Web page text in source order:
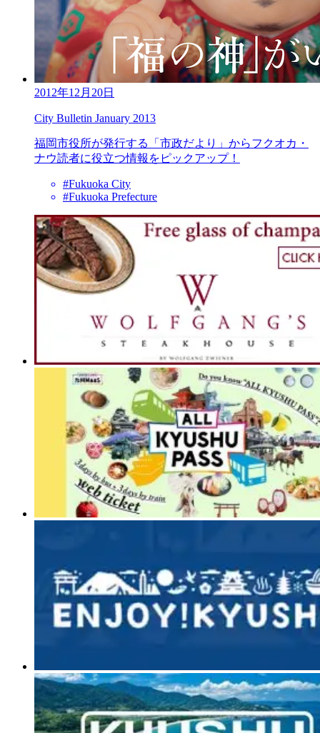
2012年12月20日
City Bulletin January 2013
福岡市役所が発行する「市政だより」からフクオカ・
ナウ読者に役立つ情報をピックアップ！
#Fukuoka City
#Fukuoka Prefecture